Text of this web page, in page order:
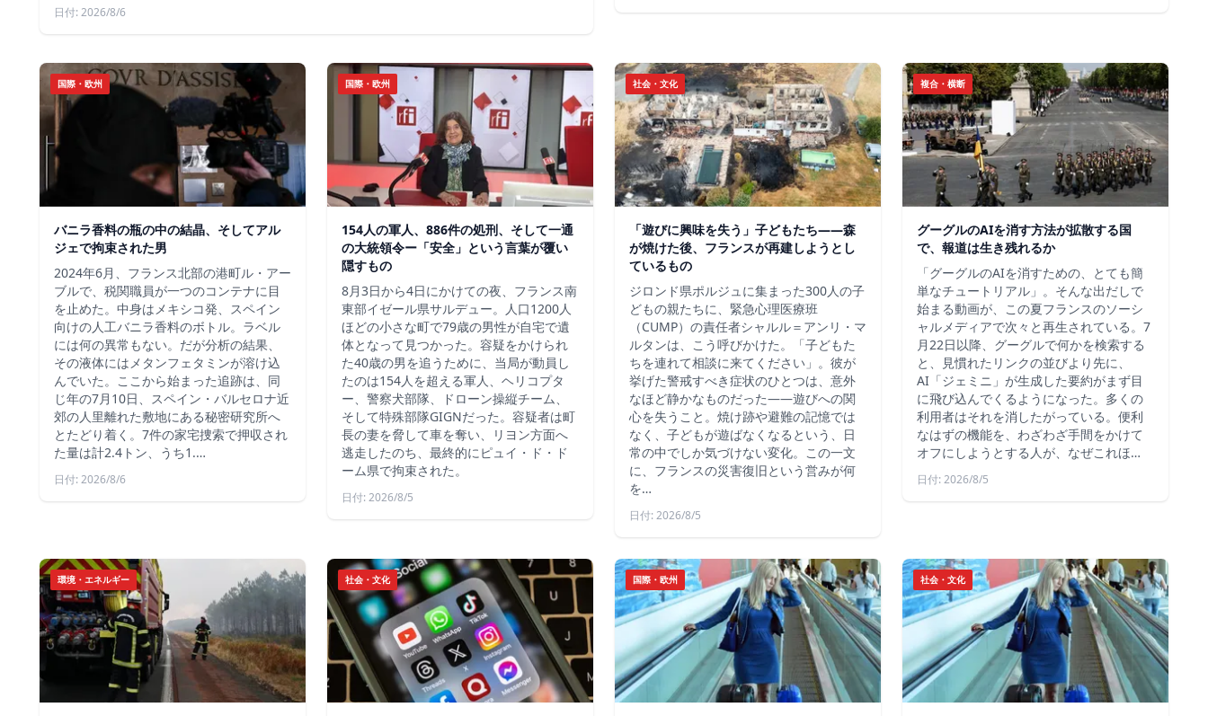
日付: 2026/8/6
国際・欧州
バニラ香料の瓶の中の結晶、そしてアル
ジェで拘束された男
2024年6月、フランス北部の港町ル・アー
ブルで、税関職員が一つのコンテナに目
を止めた。中身はメキシコ発、スペイン
向けの人工バニラ香料のボトル。ラベル
には何の異常もない。だが分析の結果、
その液体にはメタンフェタミンが溶け込
んでいた。ここから始まった追跡は、同
じ年の7月10日、スペイン・バルセロナ近
郊の人里離れた敷地にある秘密研究所へ
とたどり着く。7件の家宅捜索で押収され
た量は計2.4トン、うち1.…
日付: 2026/8/6
国際・欧州
154人の軍人、886件の処刑、そして一通
の大統領令ー「安全」という言葉が覆い
隠すもの
8月3日から4日にかけての夜、フランス南
東部イゼール県サルデュー。人口1200人
ほどの小さな町で79歳の男性が自宅で遺
体となって見つかった。容疑をかけられ
た40歳の男を追うために、当局が動員し
たのは154人を超える軍人、ヘリコプタ
ー、警察犬部隊、ドローン操縦チーム、
そして特殊部隊GIGNだった。容疑者は町
長の妻を脅して車を奪い、リヨン方面へ
逃走したのち、最終的にピュイ・ド・ド
ーム県で拘束された。
日付: 2026/8/5
社会・文化
「遊びに興味を失う」子どもたち——森
が焼けた後、フランスが再建しようとし
ているもの
ジロンド県ポルジュに集まった300人の子
どもの親たちに、緊急心理医療班
（CUMP）の責任者シャルル＝アンリ・マ
ルタンは、こう呼びかけた。「子どもた
ちを連れて相談に来てください」。彼が
挙げた警戒すべき症状のひとつは、意外
なほど静かなものだった――遊びへの関
心を失うこと。焼け跡や避難の記憶では
なく、子どもが遊ばなくなるという、日
常の中でしか気づけない変化。この一文
に、フランスの災害復旧という営みが何
を…
日付: 2026/8/5
複合・横断
グーグルのAIを消す方法が拡散する国
で、報道は生き残れるか
「グーグルのAIを消すための、とても簡
単なチュートリアル」。そんな出だしで
始まる動画が、この夏フランスのソーシ
ャルメディアで次々と再生されている。7
月22日以降、グーグルで何かを検索する
と、見慣れたリンクの並びより先に、
AI「ジェミニ」が生成した要約がまず目
に飛び込んでくるようになった。多くの
利用者はそれを消したがっている。便利
なはずの機能を、わざわざ手間をかけて
オフにしようとする人が、なぜこれほ…
日付: 2026/8/5
環境・エネルギー 社会・文化 国際・欧州 社会・文化